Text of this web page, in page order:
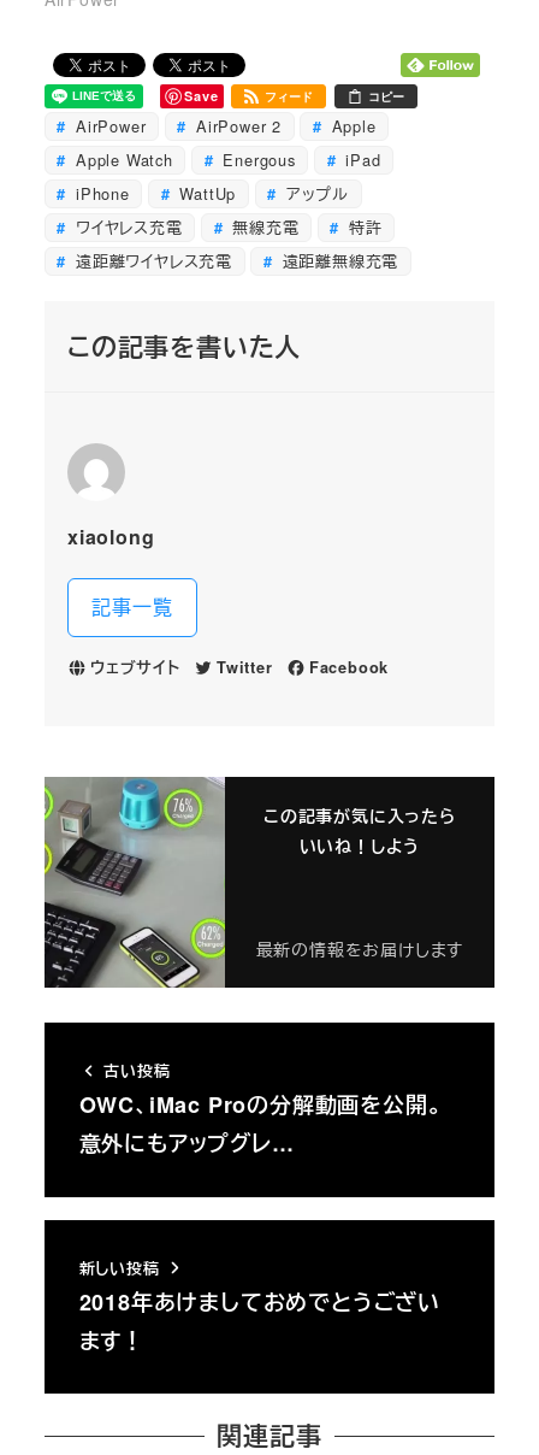
Save フィード コピー
AirPower AirPower 2
Apple
Apple Watch
Energous
iPad
iPhone
WattUp
アップル
ワイヤレス充電
無線充電
特許
遠距離ワイヤレス充電
遠距離無線充電
この記事を書いた人
xiaolong
記事一覧
ウェブサイト Twitter Facebook
この記事が気に入ったら
いいね！しよう
最新の情報をお届けします
古い投稿
OWC、iMac Proの分解動画を公開。
意外にもアップグレ…
新しい投稿
2018年あけましておめでとうござい
ます！
関連記事